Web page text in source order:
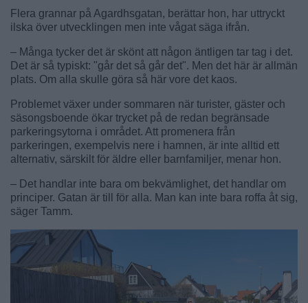
Flera grannar på Agardhsgatan, berättar hon, har uttryckt
ilska över utvecklingen men inte vågat säga ifrån.
– Många tycker det är skönt att någon äntligen tar tag i det.
Det är så typiskt: "går det så går det". Men det här är allmän
plats. Om alla skulle göra så här vore det kaos.
Problemet växer under sommaren när turister, gäster och
säsongsboende ökar trycket på de redan begränsade
parkeringsytorna i området. Att promenera från
parkeringen, exempelvis nere i hamnen, är inte alltid ett
alternativ, särskilt för äldre eller barnfamiljer, menar hon.
– Det handlar inte bara om bekvämlighet, det handlar om
principer. Gatan är till för alla. Man kan inte bara roffa åt sig,
säger Tamm.